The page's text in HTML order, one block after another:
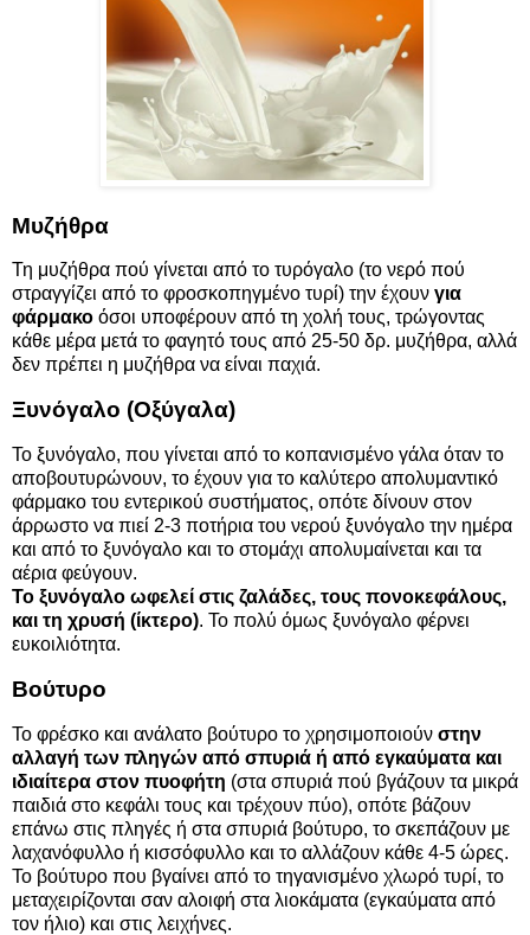
Μυζήθρα
Τη μυζήθρα πού γίνεται από το τυρόγαλο (το νερό πού
στραγγίζει από το φροσκοπηγμένο τυρί) την έχουν για
φάρμακο όσοι υποφέρουν από τη χολή τους, τρώγοντας
κάθε μέρα μετά το φαγητό τους από 25-50 δρ. μυζήθρα, αλλά
δεν πρέπει η μυζήθρα να είναι παχιά.
Ξυνόγαλο (Οξύγαλα)
Το ξυνόγαλο, που γίνεται από το κοπανισμένο γάλα όταν το
αποβουτυρώνουν, το έχουν για το καλύτερο απολυμαντικό
φάρμακο του εντερικού συστήματος, οπότε δίνουν στον
άρρωστο να πιεί 2-3 ποτήρια του νερού ξυνόγαλο την ημέρα
και από το ξυνόγαλο και το στομάχι απολυμαίνεται και τα
αέρια φεύγουν.
Το ξυνόγαλο ωφελεί στις ζαλάδες, τους πονοκεφάλους,
και τη χρυσή (ίκτερο). Το πολύ όμως ξυνόγαλο φέρνει
ευκοιλιότητα.
Βούτυρο
Το φρέσκο και ανάλατο βούτυρο το χρησιμοποιούν στην
αλλαγή των πληγών από σπυριά ή από εγκαύματα και
ιδιαίτερα στον πυοφήτη (στα σπυριά πού βγάζουν τα μικρά
παιδιά στο κεφάλι τους και τρέχουν πύο), οπότε βάζουν
επάνω στις πληγές ή στα σπυριά βούτυρο, το σκεπάζουν με
λαχανόφυλλο ή κισσόφυλλο και το αλλάζουν κάθε 4-5 ώρες.
Το βούτυρο που βγαίνει από το τηγανισμένο χλωρό τυρί, το
μεταχειρίζονται σαν αλοιφή στα λιοκάματα (εγκαύματα από
τον ήλιο) και στις λειχήνες.